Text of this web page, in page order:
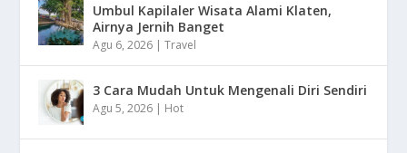
Umbul Kapilaler Wisata Alami Klaten,
Airnya Jernih Banget
Agu 6, 2026 |Travel
3 Cara Mudah Untuk Mengenali Diri Sendiri
Agu 5, 2026 | Hot